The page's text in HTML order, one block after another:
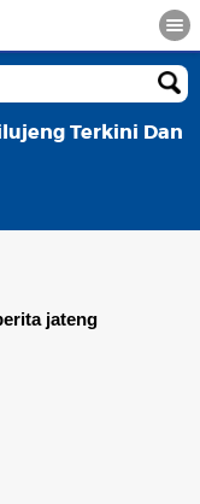
Terkini Dan
jateng